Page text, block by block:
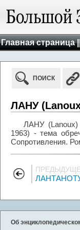
Главная страница
ПОИСК
ЛАНУ
ЛАНУ (Lanoux)
1963) - тема
Сопротивления.
Об